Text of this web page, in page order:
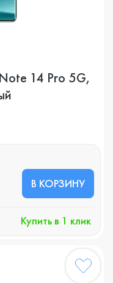
14 Pro 5G,
В КОРЗИНУ
Купить в 1 клик